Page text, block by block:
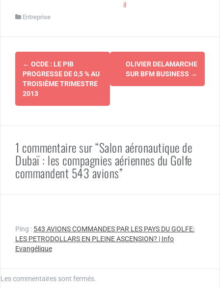
il
Entreprise
Navigation
d'article
← OCDE : LE PIB
PROGRESSE DE 0,5 % AU
TROISIÈME TRIMESTRE
2013
OLIVIER DELAMARCHE
SUR BFM BUSINESS →
1 commentaire sur “Salon aéronautique de
Dubaï : les compagnies aériennes du Golfe
commandent 543 avions”
Ping : 543 AVIONS COMMANDES PAR LES PAYS DU GOLFE:
LES PETRODOLLARS EN PLEINE ASCENSION? | Info
Evangélique
Les commentaires sont fermés.